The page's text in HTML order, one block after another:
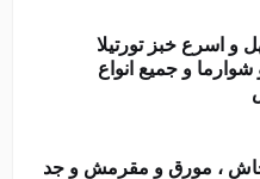
و اسرع خبز تورتيلا
و جميع انواع
، مورق و مقرمش و جد